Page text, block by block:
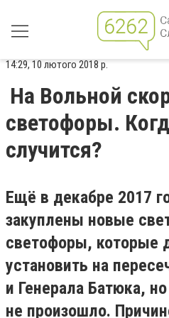
14:29, 10 лютого 2018 р.
На Вольной
светофоры.
случится?
Ещё в декабре 2017
закуплены новые
светофоры,
установить на
и Генерала Батюка,
не произошло.